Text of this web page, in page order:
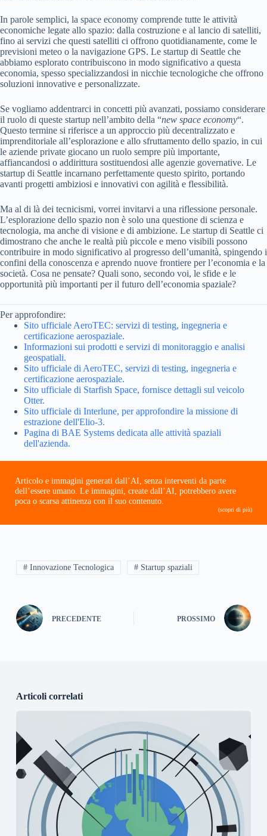
In parole semplici, la space economy comprende tutte le attività
economiche legate allo spazio: dalla costruzione e al lancio di satelliti,
fino ai servizi che questi satelliti ci offrono quotidianamente, come le
previsioni meteo o la navigazione GPS. Le startup di Seattle che
abbiamo esplorato contribuiscono in modo significativo a questa
economia, spesso specializzandosi in nicchie tecnologiche che offrono
soluzioni innovative e personalizzate.
Se vogliamo addentrarci in concetti più avanzati, possiamo considerare
il ruolo di queste startup nell’ambito della “new space economy“.
Questo termine si riferisce a un approccio più decentralizzato e
imprenditoriale all’esplorazione e allo sfruttamento dello spazio, in cui
le aziende private giocano un ruolo sempre più importante,
affiancandosi o addirittura sostituendosi alle agenzie governative. Le
startup di Seattle incarnano perfettamente questo spirito, portando
avanti progetti ambiziosi e innovativi con agilità e flessibilità.
Ma al di là dei tecnicismi, vorrei invitarvi a una riflessione personale.
L’esplorazione dello spazio non è solo una questione di scienza e
tecnologia, ma anche di visione e di ambizione. Le startup di Seattle ci
dimostrano che anche le realtà più piccole e meno visibili possono
contribuire in modo significativo al progresso dell’umanità, spingendo i
confini della conoscenza e aprendo nuove frontiere per l’economia e la
società. Cosa ne pensate? Quali sono, secondo voi, le sfide e le
opportunità più importanti per il futuro dell’economia spaziale?
Per approfondire:
Sito ufficiale AeroTEC: servizi di testing, ingegneria e
certificazione aerospaziale.
Informazioni sui prodotti e servizi di monitoraggio e analisi
geospatiali.
Sito ufficiale di AeroTEC, servizi di testing, ingegneria e
certificazione aerospaziale.
Sito ufficiale di Starfish Space, fornisce dettagli sul veicolo
Otter.
Sito ufficiale di Interlune, per approfondire la missione di
estrazione dell'Elio-3.
Pagina di BAE Systems dedicata alle attività spaziali
dell'azienda.
Articolo e immagini generati dall’AI, senza interventi da parte
dell’essere umano. Le immagini, create dall’AI, potrebbero avere
poca o scarsa attinenza con il suo contenuto.
(scopri di più)
# Innovazione Tecnologica # Startup spaziali
PRECEDENTE PROSSIMO
Articoli correlati